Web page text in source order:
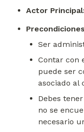
Actor
Ser
Contar con
puede ser
asociado al
Debes
no se
necesario